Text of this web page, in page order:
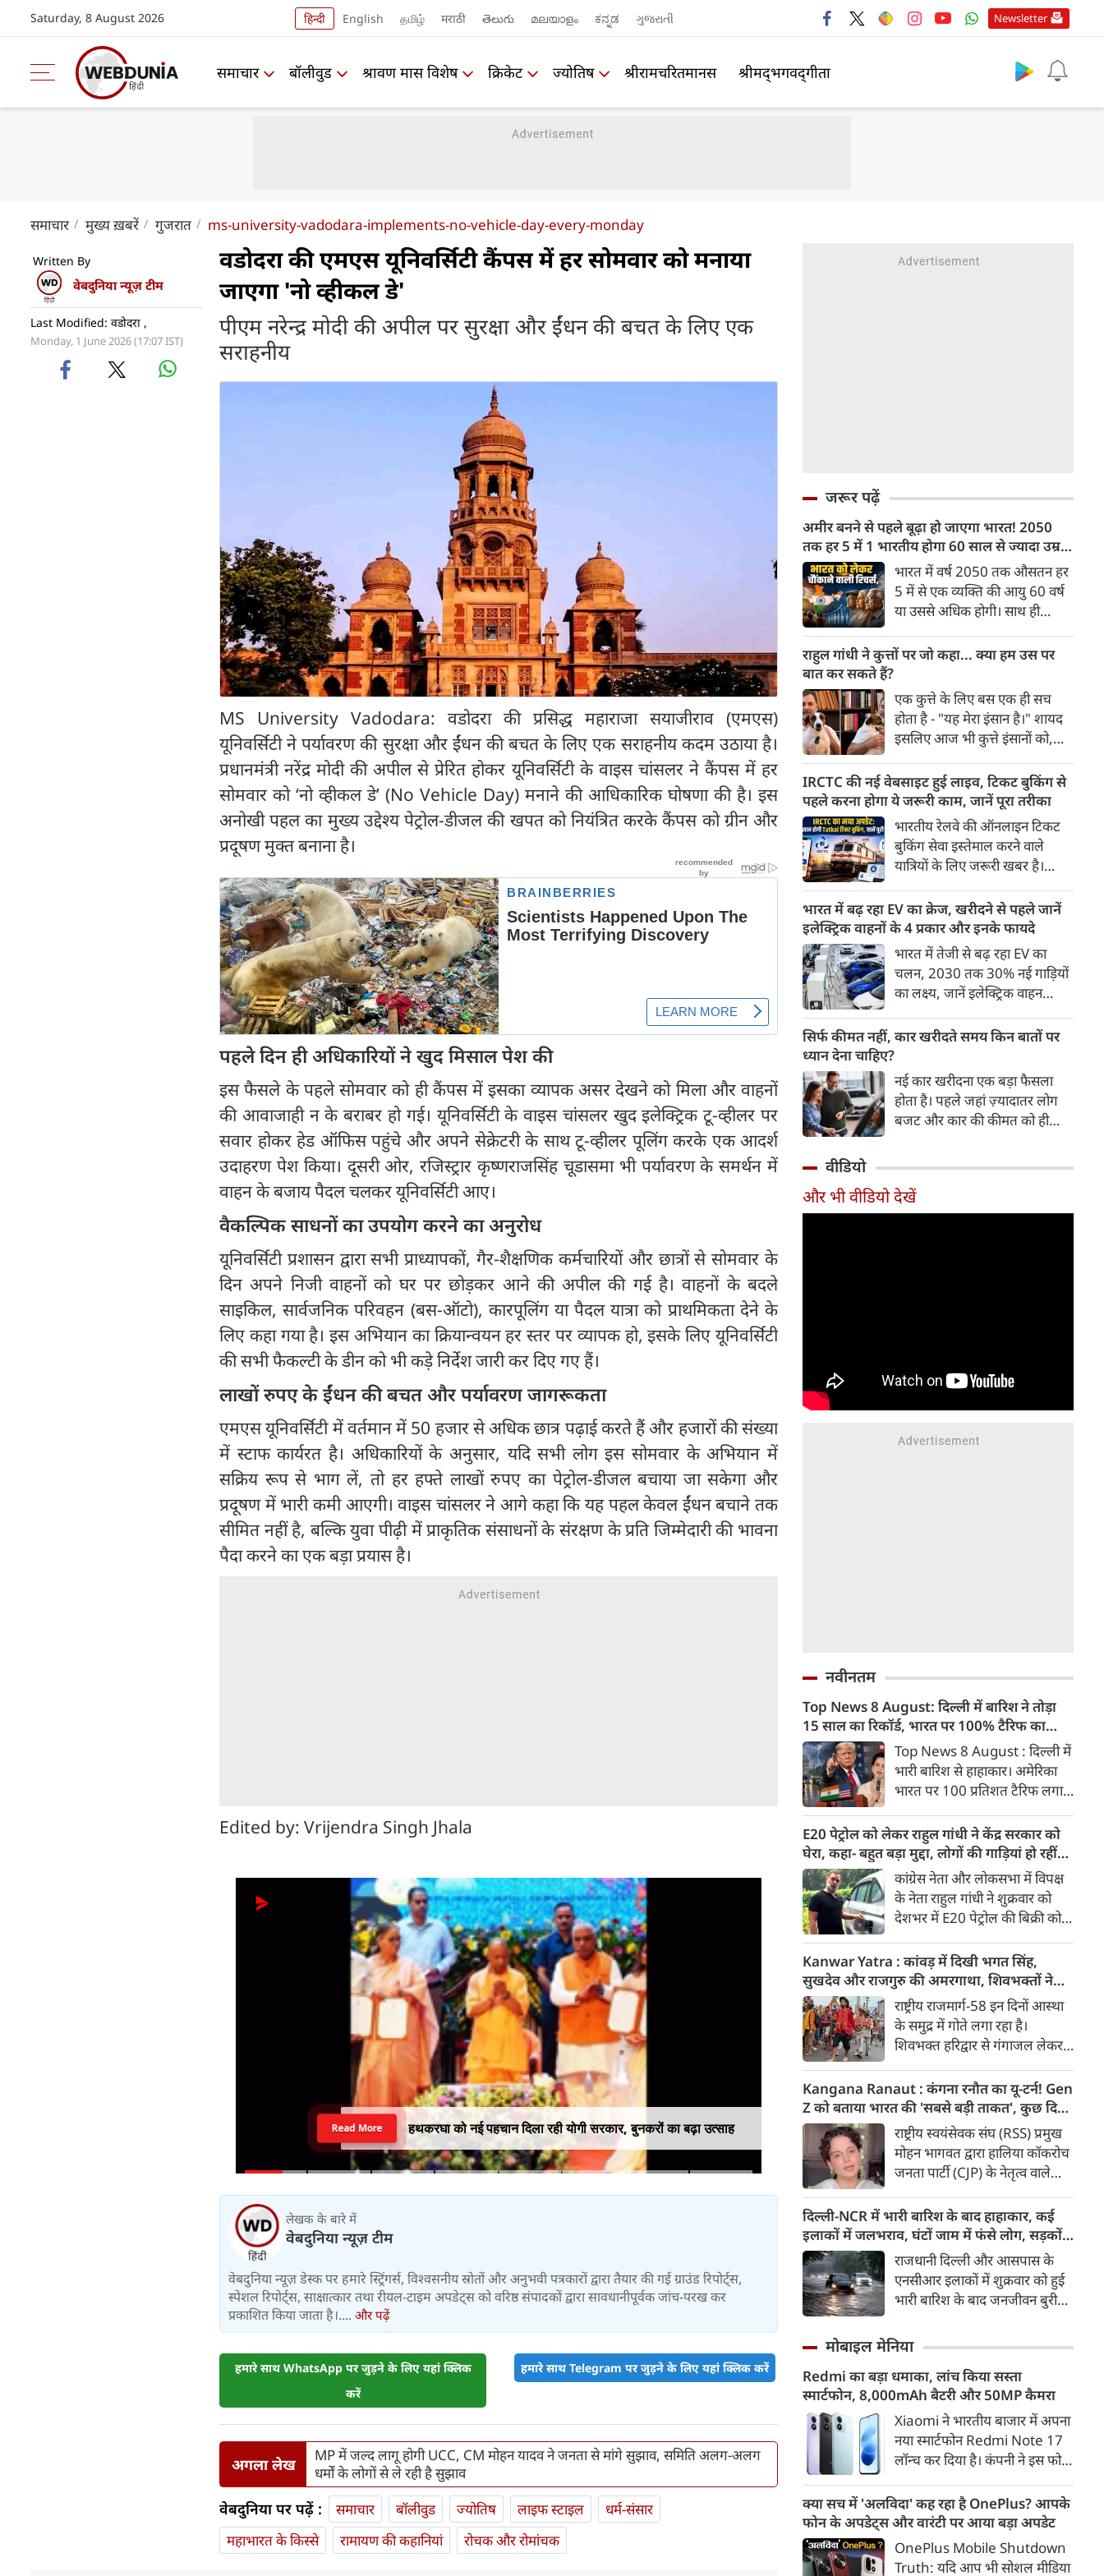
Saturday, 8 August 2026 हिन्दी English தமிழ் मराठी తెలుగు മലയാളം ಕನ್ನಡ ગુજરાતી Newsletter
समाचार बॉलीवुड श्रावण मास विशेष क्रिकेट ज्योतिष श्रीरामचरितमानस श्रीमद्‍भगवद्‍गीता
समाचार मुख्य ख़बरें गुजरात ms-university-vadodara-implements-no-vehicle-day-every-monday
Written By
वेबदुनिया न्यूज़ टीम
Last Modified: वडोदरा ,
Monday, 1 June 2026 (17:07 IST)
वडोदरा की एमएस यूनिवर्सिटी कैंपस में हर सोमवार को मनाया
जाएगा 'नो व्हीकल डे'
पीएम नरेन्द्र मोदी की अपील पर सुरक्षा और ईंधन की बचत के लिए एक
सराहनीय
MS University Vadodara: वडोदरा की प्रसिद्ध महाराजा सयाजीराव (एमएस)
यूनिवर्सिटी ने पर्यावरण की सुरक्षा और ईंधन की बचत के लिए एक सराहनीय कदम उठाया है।
प्रधानमंत्री नरेंद्र मोदी की अपील से प्रेरित होकर यूनिवर्सिटी के वाइस चांसलर ने कैंपस में हर
सोमवार को ‘नो व्हीकल डे’ (No Vehicle Day) मनाने की आधिकारिक घोषणा की है। इस
अनोखी पहल का मुख्य उद्देश्य पेट्रोल-डीजल की खपत को नियंत्रित करके कैंपस को ग्रीन और
प्रदूषण मुक्त बनाना है।
पहले दिन ही अधिकारियों ने खुद मिसाल पेश की
इस फैसले के पहले सोमवार को ही कैंपस में इसका व्यापक असर देखने को मिला और वाहनों
की आवाजाही न के बराबर हो गई। यूनिवर्सिटी के वाइस चांसलर खुद इलेक्ट्रिक टू-व्हीलर पर
सवार होकर हेड ऑफिस पहुंचे और अपने सेक्रेटरी के साथ टू-व्हीलर पूलिंग करके एक आदर्श
उदाहरण पेश किया। दूसरी ओर, रजिस्ट्रार कृष्णराजसिंह चूडासमा भी पर्यावरण के समर्थन में
वाहन के बजाय पैदल चलकर यूनिवर्सिटी आए।
वैकल्पिक साधनों का उपयोग करने का अनुरोध
यूनिवर्सिटी प्रशासन द्वारा सभी प्राध्यापकों, गैर-शैक्षणिक कर्मचारियों और छात्रों से सोमवार के
दिन अपने निजी वाहनों को घर पर छोड़कर आने की अपील की गई है। वाहनों के बदले
साइकिल, सार्वजनिक परिवहन (बस-ऑटो), कारपूलिंग या पैदल यात्रा को प्राथमिकता देने के
लिए कहा गया है। इस अभियान का क्रियान्वयन हर स्तर पर व्यापक हो, इसके लिए यूनिवर्सिटी
की सभी फैकल्टी के डीन को भी कड़े निर्देश जारी कर दिए गए हैं।
लाखों रुपए के ईंधन की बचत और पर्यावरण जागरूकता
एमएस यूनिवर्सिटी में वर्तमान में 50 हजार से अधिक छात्र पढ़ाई करते हैं और हजारों की संख्या
में स्टाफ कार्यरत है। अधिकारियों के अनुसार, यदि सभी लोग इस सोमवार के अभियान में
सक्रिय रूप से भाग लें, तो हर हफ्ते लाखों रुपए का पेट्रोल-डीजल बचाया जा सकेगा और
प्रदूषण में भारी कमी आएगी। वाइस चांसलर ने आगे कहा कि यह पहल केवल ईंधन बचाने तक
सीमित नहीं है, बल्कि युवा पीढ़ी में प्राकृतिक संसाधनों के संरक्षण के प्रति जिम्मेदारी की भावना
पैदा करने का एक बड़ा प्रयास है।
Edited by: Vrijendra Singh Jhala
हथकरघा को नई पहचान दिला रही योगी सरकार, बुनकरों का बढ़ा उत्साह
Read More
लेखक के बारे में
वेबदुनिया न्यूज़ टीम
वेबदुनिया न्यूज़ डेस्क पर हमारे स्ट्रिंगर्स, विश्वसनीय स्रोतों और अनुभवी पत्रकारों द्वारा तैयार की गई ग्राउंड रिपोर्ट्स,
स्पेशल रिपोर्ट्स, साक्षात्कार तथा रीयल-टाइम अपडेट्स को वरिष्ठ संपादकों द्वारा सावधानीपूर्वक जांच-परख कर
प्रकाशित किया जाता है।.... और पढ़ें
हमारे साथ WhatsApp पर जुड़ने के लिए यहां क्लिक
करें
हमारे साथ Telegram पर जुड़ने के लिए यहां क्लिक करें
अगला लेख
MP में जल्द लागू होगी UCC, CM मोहन यादव ने जनता से मांगे सुझाव, समिति अलग-अलग
धर्मों के लोगों से ले रही है सुझाव
वेबदुनिया पर पढ़ें : समाचार बॉलीवुड ज्योतिष लाइफ स्‍टाइल
धर्म-संसार
महाभारत के किस्से
रामायण की कहानियां रोचक और रोमांचक
जरूर पढ़ें
अमीर बनने से पहले बूढ़ा हो जाएगा भारत! 2050
तक हर 5 में 1 भारतीय होगा 60 साल से ज्यादा उम्र
का
भारत में वर्ष 2050 तक औसतन हर
5 में से एक व्यक्ति की आयु 60 वर्ष
या उससे अधिक होगी। साथ ही
भारत में रहेंगे। ‘ट्रांसफॉर्म रूरल
अनुसार भारत विकसित देशों के
विपरीत समृद्ध बनने से पहले ही वृद्ध
होती आबादी वाले देश की श्रेणी में
पहुंच रहा है।
राहुल गांधी ने कुत्तों पर जो कहा... क्या हम उस पर
बात कर सकते हैं?
एक कुत्ते के लिए बस एक ही सच
होता है - "यह मेरा इंसान है।" शायद
इसलिए आज भी कुत्ते इंसानों को,
भू-राजनीति से लेकर कृत्रिम
बुद्धिमत्ता, जलवायु परिवर्तन से लेकर
क्रिकेट तक हर विषय पर बहस कर
सकते हैं, तो उस जीव पर भी एक
गंभीर चर्चा बनती है जिसने किसी भी
सभ्यता से पहले इंसान का साथ चुना
था। दुर्भाग्य यह है कि आज कुत्तों के
बारे में हमारी राय पशु-चिकित्सकों,
व्यवहार वैज्ञानिकों या विशेषज्ञों से
कम... और व्हाट्सऐप यूनिवर्सिटी से
ज़्यादा बनती है।
IRCTC की नई वेबसाइट हुई लाइव, टिकट बुकिंग से
पहले करना होगा ये जरूरी काम, जानें पूरा तरीका
भारतीय रेलवे की ऑनलाइन टिकट
बुकिंग सेवा इस्तेमाल करने वाले
यात्रियों के लिए जरूरी खबर है।
वेबसाइट का बीटा वर्जन लॉन्च कर
दिया है। करीब 24 साल पुराने
इंटरफेस के बाद वेबसाइट को नए
डिजाइन और कई नए फीचर्स के साथ
अपडेट किया गया है।
भारत में बढ़ रहा EV का क्रेज, खरीदने से पहले जानें
इलेक्ट्रिक वाहनों के 4 प्रकार और इनके फायदे
भारत में तेजी से बढ़ रहा EV का
चलन, 2030 तक 30% नई गाड़ियों
का लक्ष्य, जानें इलेक्ट्रिक वाहन
200 अरब रुपए का मौका
सिर्फ कीमत नहीं, कार खरीदते समय किन बातों पर
ध्यान देना चाहिए?
नई कार खरीदना एक बड़ा फैसला
होता है। पहले जहां ज़्यादातर लोग
बजट और कार की कीमत को ही
खरीदते समय किन बातों पर ध्यान
देना चाहिए।
वीडियो
और भी वीडियो देखें
नवीनतम
Top News 8 August: दिल्ली में बारिश ने तोड़ा
15 साल का रिकॉर्ड, भारत पर 100% टैरिफ का
खतरा; Gen Z पर कंगना का यू-टर्नTop News 8 August : दिल्ली में
भारी बारिश से हाहाकार। अमेरिका
भारत पर 100 प्रतिशत टैरिफ लगाने
कंगना रनौत ने Gen Z को भारत की
‘सबसे बड़ी ताकत’ बताया है।
प्रयागराज में युवाओं से बात करेंगे
राहुल गांधी। बुजुर्ग पेंशनभोगियों का
केन्द्र सरकार को अल्टीमेटम। 8
अगस्त की बड़ी खबरें :
E20 पेट्रोल को लेकर राहुल गांधी ने केंद्र सरकार को
घेरा, कहा- बहुत बड़ा मुद्दा, लोगों की गाड़ियां हो रहीं
खराब, BJP ने बताया खराब पटकथा
कांग्रेस नेता और लोकसभा में विपक्ष
के नेता राहुल गांधी ने शुक्रवार को
देशभर में E20 पेट्रोल की बिक्री को
दिया। उन्होंने E20 को ‘बहुत बड़ा
मुद्दा’ बताते हुए आरोप लगाया कि
इसके इस्तेमाल से वाहनों को नुकसान
हो रहा है और इसका आर्थिक बोझ
आम उपभोक्ताओं पर पड़ रहा है।
Kanwar Yatra : कांवड़ में दिखी भगत सिंह,
सुखदेव और राजगुरु की अमरगाथा, शिवभक्तों ने
अनोखे अंदाज में दी श्रद्धांजलिराष्ट्रीय राजमार्ग-58 इन दिनों आस्था
के समुद्र में गोते लगा रहा है।
शिवभक्त हरिद्वार से गंगाजल लेकर
है। लाखों शिवभक्तों के बीच रंग-
बिरंगी और आकर्षक कांवड़ें हर किसी
का ध्यान बरबस अपनी ओर खींच रही
हैं। लेकिन ऐसे में जब शिव चौक से
एक गुजरी कांवड़ ने लोगों के दिलों को
गहराई तक छू लिया। यह केवल
कांवड़ नहीं थी, बल्कि देश की
आजादी के अमर सेनानियों को
समर्पित एक चलती-फिरती श्रद्धांजलि
थी।
Kangana Ranaut : कंगना रनौत का यू-टर्न! Gen
Z को बताया भारत की 'सबसे बड़ी ताकत', कुछ दिन
पहले प्रदर्शनकारियों को कहा था 'जेनरेशन गटर'
राष्ट्रीय स्वयंसेवक संघ (RSS) प्रमुख
मोहन भागवत द्वारा हालिया कॉकरोच
जनता पार्टी (CJP) के नेतृत्व वाले
समर्थन दिए जाने के एक दिन बाद
बीजेपी सांसद और अभिनेत्री कंगना
रनौत ने अपने पहले के बयान पर
सफाई दी। उन्होंने अब Gen Z को
भारत की ‘सबसे बड़ी ताकत’ बताया
है। कंगना ने कहा कि कुछ लोगों के
गलत ठहराना उचित नहीं है। उन्होंने
कहा कि Gen Z सरकार का हिस्सा है
और इसी पीढ़ी के जनादेश की वजह
से मौजूदा सरकार लंबे समय से सत्ता
में है।
दिल्ली-NCR में भारी बारिश के बाद हाहाकार, कई
इलाकों में जलभराव, घंटों जाम में फंसे लोग, सड़कों
पर भरा कमर तक पानीराजधानी दिल्ली और आसपास के
एनसीआर इलाकों में शुक्रवार को हुई
भारी बारिश के बाद जनजीवन बुरी
और गाजियाबाद के कई इलाकों में
जिसके चलते कई प्रमुख मार्गों पर
लंबा ट्रैफिक जाम लग गया। भारी
बारिश के कारण लोगों को अपने
गंतव्य तक पहुंचने में काफी परेशानी
का सामना करना पड़ा।
मोबाइल मेनिया
Redmi का बड़ा धमाका, लांच किया सस्ता
स्मार्टफोन, 8,000mAh बैटरी और 50MP कैमरा
Xiaomi ने भारतीय बाजार में अपना
नया स्मार्टफोन Redmi Note 17
लॉन्च कर दिया है। कंपनी ने इस फोन
डिस्प्ले, 8,000mAh की बड़ी बैटरी
और Qualcomm Snapdragon
चिपसेट के साथ पेश किया है। फोन में
50MP का मेन कैमरा दिया गया है।
क्या सच में 'अलविदा' कह रहा है OnePlus? आपके
फोन के अपडेट्स और वारंटी पर आया बड़ा अपडेट
OnePlus Mobile Shutdown
Truth: यदि आप भी सोशल मीडिया